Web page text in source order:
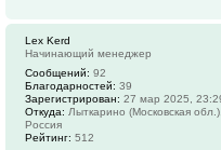
Lex Kerd
Начинающий менеджер
Сообщений: 92
Благодарностей: 39
Зарегистрирован: 27 мар 2025,
Откуда: Лыткарино (Московская обл.),
Россия
Рейтинг: 512